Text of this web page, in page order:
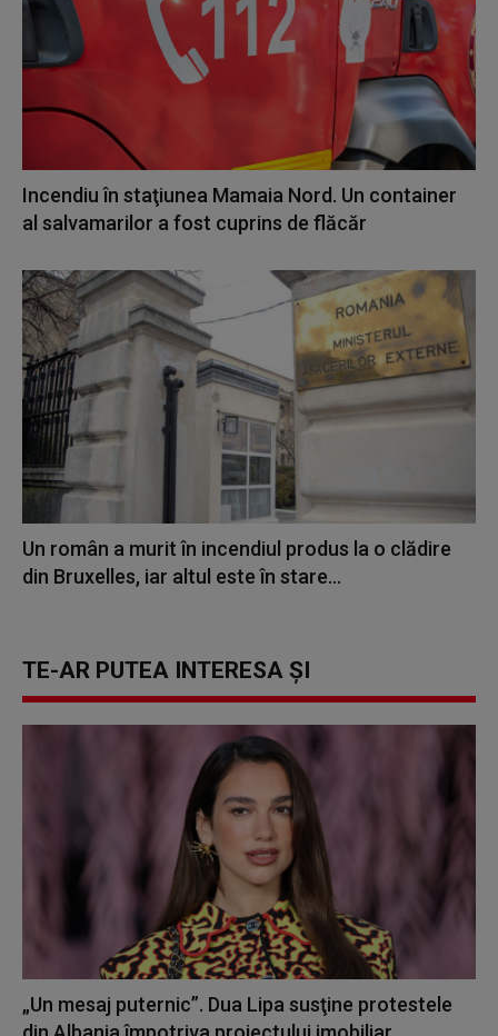
Incendiu în staţiunea Mamaia Nord. Un container
al salvamarilor a fost cuprins de flăcăr
Un român a murit în incendiul produs la o clădire
din Bruxelles, iar altul este în stare...
TE-AR PUTEA INTERESA ȘI
„Un mesaj puternic”. Dua Lipa susţine protestele